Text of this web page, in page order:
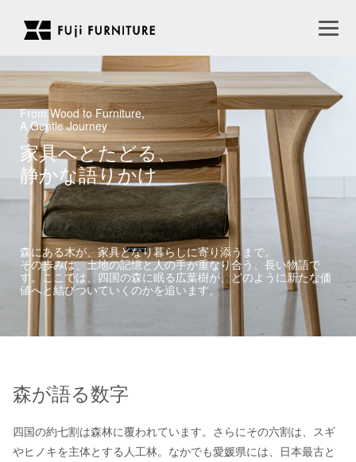
From Wood to Furniture,
A Gentle Journey
家具へとたどる、
静かな語りかけ
森にある木が、家具となり暮らしに寄り添うまで。
その歩みは、土地の記憶と人の手が重なり合う、長い物語で
す。ここでは、四国の森に眠る広葉樹が、どのように新たな価
値へと結びついていくのかを追います。
森が語る数字
四国の約七割は森林に覆われています。さらにその六割は、スギ
やヒノキを主体とする人工林。なかでも愛媛県には、日本最古と